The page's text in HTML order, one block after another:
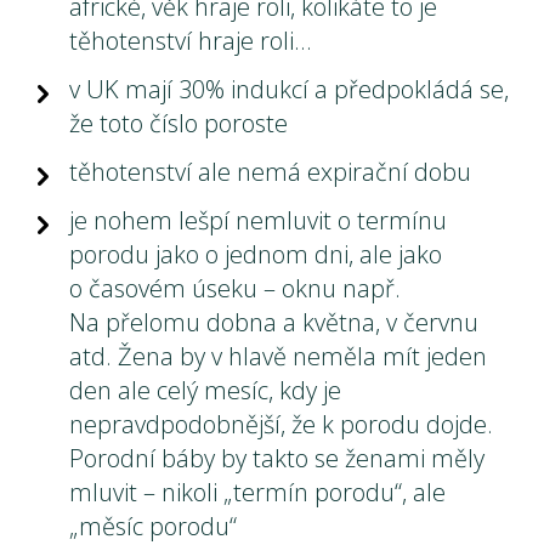
africké, věk hraje roli, kolikáte to je
těhotenství hraje roli…
v UK mají 30% indukcí a předpokládá se,
že toto číslo poroste
těhotenství ale nemá expirační dobu
je nohem lešpí nemluvit o termínu
porodu jako o jednom dni, ale jako
o časovém úseku – oknu např.
Na přelomu dobna a května, v červnu
atd. Žena by v hlavě neměla mít jeden
den ale celý mesíc, kdy je
nepravdpodobnější, že k porodu dojde.
Porodní báby by takto se ženami měly
mluvit – nikoli „termín porodu“, ale
„měsíc porodu“